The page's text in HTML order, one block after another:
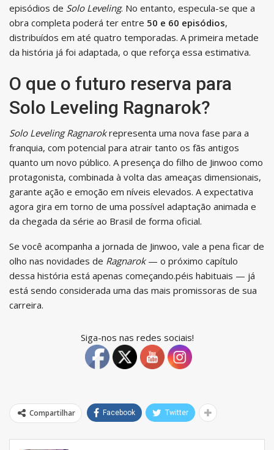
episódios de Solo Leveling. No entanto, especula-se que a
obra completa poderá ter entre 50 e 60 episódios,
distribuídos em até quatro temporadas. A primeira metade
da história já foi adaptada, o que reforça essa estimativa.
O que o futuro reserva para
Solo Leveling Ragnarok?
Solo Leveling Ragnarokrepresenta uma nova fase para a
franquia, com potencial para atrair tanto os fãs antigos
quanto um novo público. A presença do filho de Jinwoo como
protagonista, combinada à volta das ameaças dimensionais,
garante ação e emoção em níveis elevados. A expectativa
agora gira em torno de uma possível adaptação animada e
da chegada da série ao Brasil de forma oficial.
Se você acompanha a jornada de Jinwoo, vale a pena ficar de
olho nas novidades de Ragnarok— o próximo capítulo
dessa história está apenas começando.péis habituais — já
está sendo considerada uma das mais promissoras de sua
carreira.
Siga-nos nas redes sociais!
Compartilhar Facebook Twitter